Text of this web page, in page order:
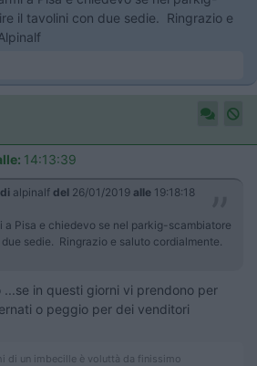
il tavolini con due sedie. Ringrazio e
14:13:39
alpinalf del 26/01/2019 alle 19:18:18
Pisa e chiedevo se nel parkig-scambiatore
sedie. Ringrazio e saluto cordialmente.
in questi giorni vi prendono per
o peggio per dei venditori
di un imbecille è voluttà da finissimo